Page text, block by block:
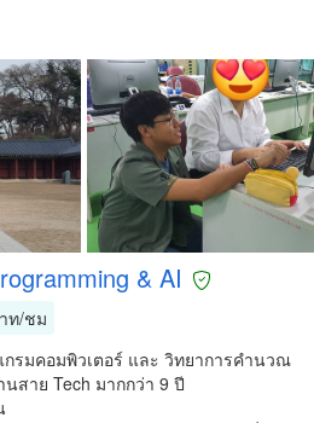
& AI
ท/ชม
รมคอมพิวเตอร์ และ วิทยาการคำนวณ
สาย Tech มากกว่า 9 ปี